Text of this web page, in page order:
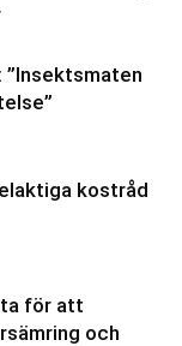
”Insektsmaten
kostråd
för att
och